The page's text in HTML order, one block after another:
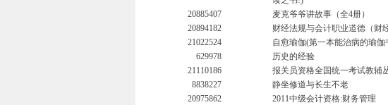
20885407
麦克爷爷讲故事（全4册）
20894182
财经法规与会计职业道德（财
21022524
自愈瑜伽(第一本能治病的瑜伽
629978
历史的经验
21110186
报关员资格全国统一考试教辅
8838227
静坐修道与长生不老
20975862
2011中级会计资格:财务管理